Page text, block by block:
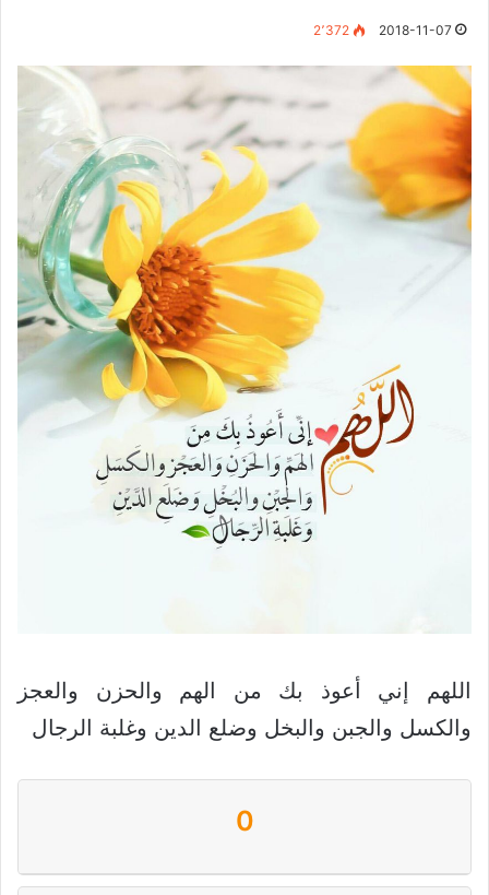
2018-11-07 2٬372
اللهم إني أعوذ بك من الهم والحزن والعجز
والكسل والجبن والبخل وضلع الدين وغلبة الرجال
0